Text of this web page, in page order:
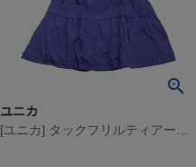
ユニカ